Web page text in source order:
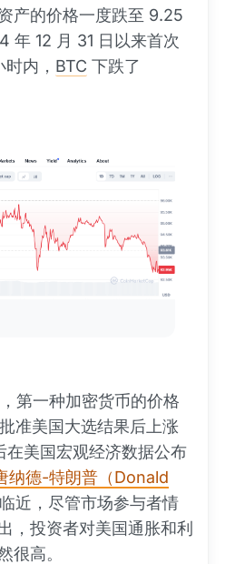
产的价格一度跌至 9.25
年 12 月 31 日以来首次
内， BTC 下跌了
第一种加密货币的价格
准美国大选结果后上涨
美国宏观经济数据公布
纳德-特朗普（Donald
近，尽管市场参与者情
，投资者对美国通胀和利
很高。